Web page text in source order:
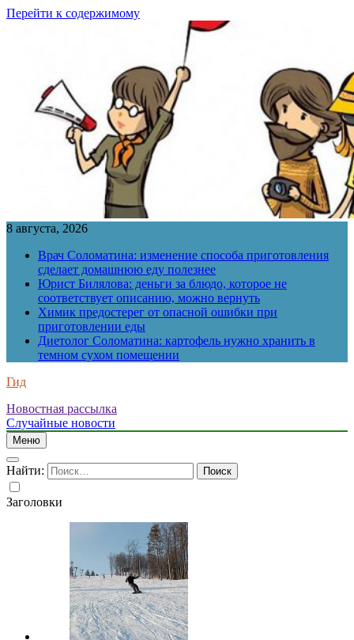
Перейти к содержимому
8 августа, 2026
Врач Соломатина: изменение способа приготовления
сделает домашнюю еду полезнее
Юрист Билялова: деньги за блюдо, которое не
соответствует описанию, можно вернуть
Химик предостерег от опасной ошибки при
приготовлении еды
Диетолог Соломатина: картофель нужно хранить в
темном сухом помещении
Гид
Новостная рассылка
Случайные новости
Меню
Найти:
Заголовки